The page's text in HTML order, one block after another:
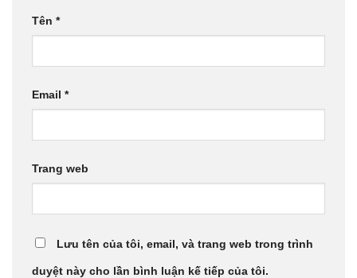
Tên *
Email *
Trang web
Lưu tên của tôi, email, và trang web trong trình
duyệt này cho lần bình luận kế tiếp của tôi.